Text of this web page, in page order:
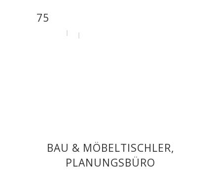
75
BAU & MÖBELTISCHLER,
PLANUNGSBÜRO